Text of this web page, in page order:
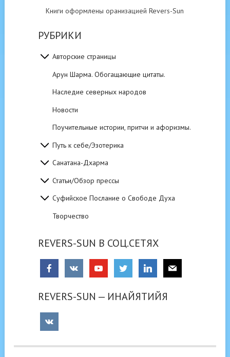
Книги оформлены оранизацией Revers-Sun
РУБРИКИ
Авторские страницы
Арун Шарма. Обогащающие цитаты.
Наследие северных народов
Новости
Поучительные истории, притчи и афоризмы.
Путь к себе/Эзотерика
Санатана-Дхарма
Статьи/Обзор прессы
Суфийское Послание о Свободе Духа
Творчество
REVERS-SUN В СОЦ.СЕТЯХ
REVERS-SUN — ИНАЙЯТИЙЯ